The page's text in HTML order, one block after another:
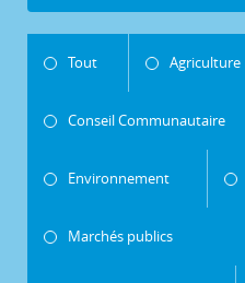
Tout Agriculture
Conseil Communautaire
Environnement
Marchés publics